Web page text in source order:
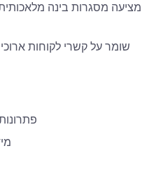
מציעה מסגרות בינה
שומר על קשרי לקוחות